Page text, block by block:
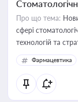
Про що тема:
сфері
Фармацевтика